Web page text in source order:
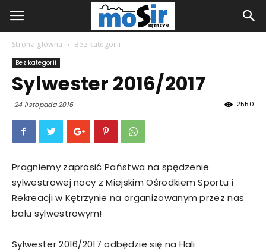
Strona główna Bez kategorii
Bez kategorii
Sylwester 2016/2017
24 listopada 2016 2550
Pragniemy zaprosić Państwa na spędzenie
sylwestrowej nocy z Miejskim Ośrodkiem Sportu i
Rekreacji w Kętrzynie na organizowanym przez nas
balu sylwestrowym!
Sylwester 2016/2017 odbędzie się na Hali